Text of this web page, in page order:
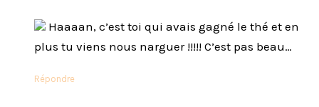
Haaaan, c’est toi qui avais gagné le thé et en
plus tu viens nous narguer !!!!! C’est pas beau…
Répondre